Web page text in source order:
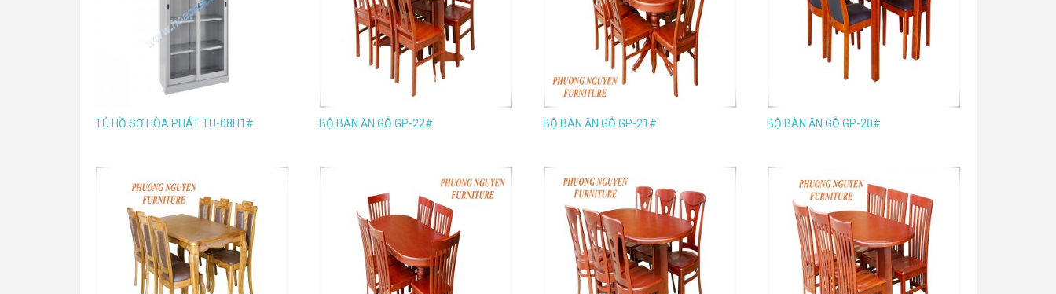
TỦ HỒ SƠ HÒA PHÁT TU-08H1# BỘ BÀN ĂN GỖ GP-22# BỘ BÀN ĂN GỖ GP-21# BỘ BÀN ĂN GỖ GP-20#